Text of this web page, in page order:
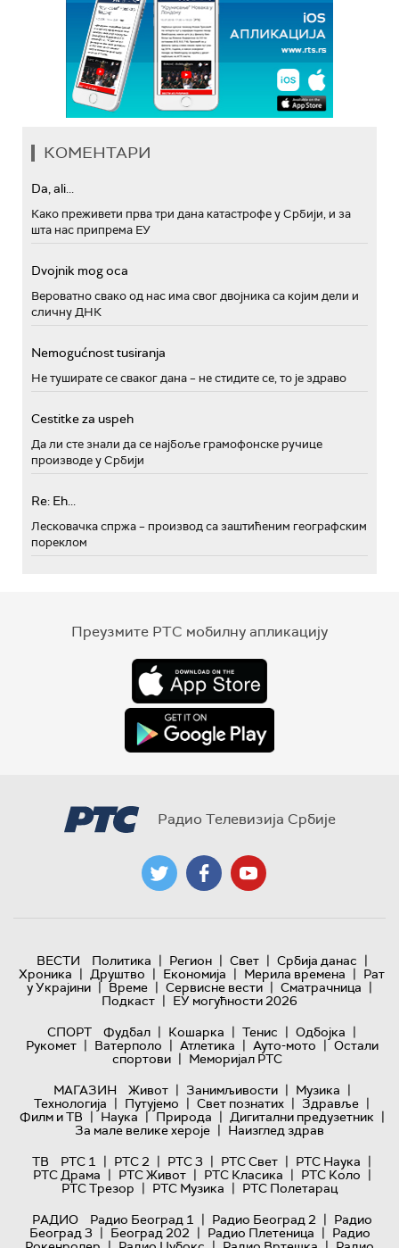
КОМЕНТАРИ
Da, ali...
Како преживети прва три дана катастрофе у Србији, и за
шта нас припрема ЕУ
Dvojnik mog oca
Вероватно свако од нас има свог двојника са којим дели и
сличну ДНК
Nemogućnost tusiranja
Не туширате се сваког дана – не стидите се, то је здраво
Cestitke za uspeh
Да ли сте знали да се најбоље грамофонске ручице
производе у Србији
Re: Eh...
Лесковачка спржа – производ са заштићеним географским
пореклом
Преузмите РТС мобилну апликацију
Радио Телевизија Србије
ВЕСТИ Политика | Регион | Свет | Србија данас |
Хроника | Друштво | Економија | Мерила времена | Рат
у Украјини | Време | Сервисне вести | Сматрачница |
Подкаст | ЕУ могућности 2026
СПОРТ
Фудбал | Кошарка | Тенис | Одбојка |
Рукомет | Ватерполо | Атлетика | Ауто-мото | Остали
спортови | Меморијал РТС
МАГАЗИН
Живот | Занимљивости | Музика |
Технологијa | Путујемо | Свет познатих | Здравље |
Филм и ТВ | Наука | Природа | Дигитални предузетник |
За мале велике хероје | Наизглед здрав
ТВ
РТС 1 | РТС 2 | РТС 3 | РТС Свет | РТС Наука |
РТС Драма | РТС Живот | РТС Класика | РТС Коло |
РТС Трезор | РТС Музика | РТС Полетарац
РАДИО
Радио Београд 1 | Радио Београд 2 | Радио
Београд 3 | Београд 202 | Радио Плетеница | Радио